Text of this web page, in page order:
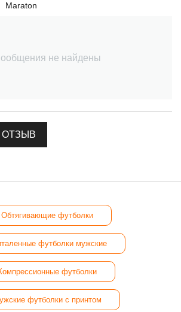
Maraton
не найдены
ОТЗЫВ
Обтягивающие футболки
футболки мужские
футболки
футболки с принтом